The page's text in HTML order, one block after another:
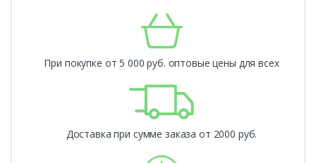
При покупке от 5 000 руб. оптовые цены для всех
Доставка при сумме заказа от 2000 руб.